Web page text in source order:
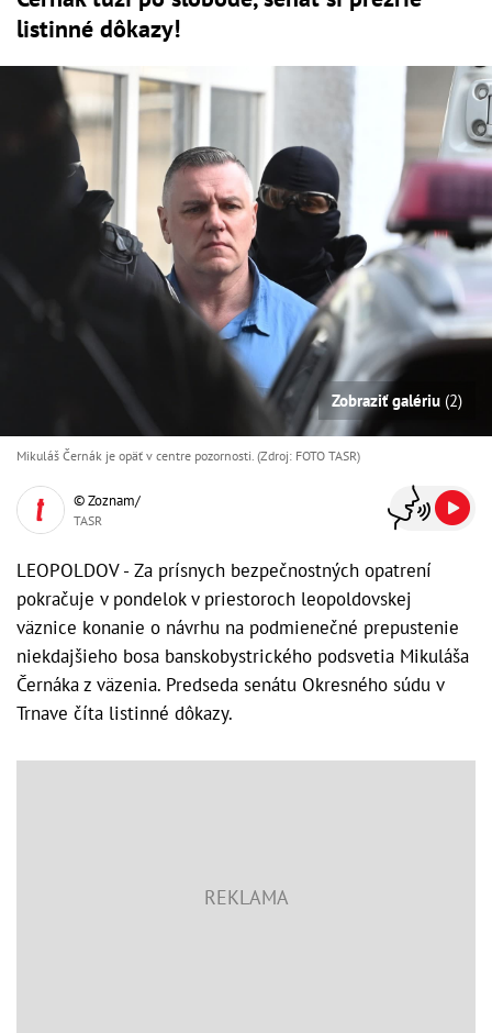
listinné dôkazy!
Zobraziť galériu (2)
Mikuláš Černák je opäť v centre pozornosti. (Zdroj: FOTO TASR)
© Zoznam/
TASR
LEOPOLDOV - Za prísnych bezpečnostných opatrení
pokračuje v pondelok v priestoroch leopoldovskej
väznice konanie o návrhu na podmienečné prepustenie
niekdajšieho bosa banskobystrického podsvetia Mikuláša
Černáka z väzenia. Predseda senátu Okresného súdu v
Trnave číta listinné dôkazy.